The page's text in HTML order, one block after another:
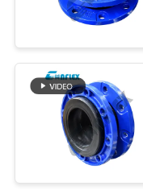
SITO
POLITICA
SULLA
PRIVACY